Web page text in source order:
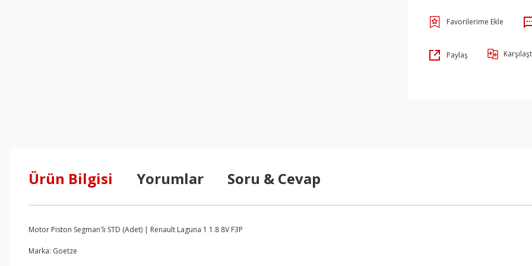
Paylaş
Ürün Bilgisi Yorumlar Soru & Cevap
Motor Piston Segman'lı STD (Adet) | Renault Laguna 1 1.8 8V F3P
Marka: Goetze